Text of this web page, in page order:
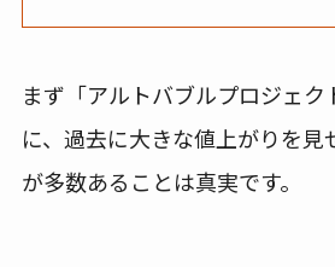
まず「アルトバブルプロジェク
に、過去に大きな値上がりを見
が多数あることは真実です。